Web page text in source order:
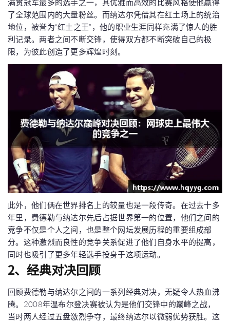
满贯冠军最多的选手之一，其优雅而高效的比赛风格使他赢得
了全球范围内的大量粉丝。而纳达尔凭借其在红土场上的统治
地位，被誉为“红土之王”，他的职业生涯同样充满了惊人的胜
利记录。两者之间不断交锋，使得双方都不断突破自己的极
限，为彼此创造了更多辉煌时刻。
此外，他们俩在世界排名上的较量也是一段传奇。在过去十多
年里，费德勒与纳达尔先后占据世界第一的位置，他们之间的
竞争不仅是个人之间，也是整个网坛发展历程的重要组成部
分。这种激烈而良性的竞争关系促进了他们自身水平的提高，
同时也吸引了更多年轻选手投身于这项运动。
2、经典对决回顾
回顾费德勒与纳达尔之间的一系列经典对决，无疑令人热血沸
腾。2008年温布尔登决赛被认为是他们交锋中的巅峰之战，
当时两人经过五盘激烈争夺，最终纳达尔以微弱优势获胜。这